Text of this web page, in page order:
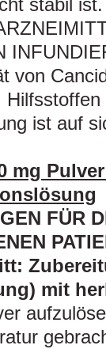
stabil
von
ist auf
mg
FÜR
mit